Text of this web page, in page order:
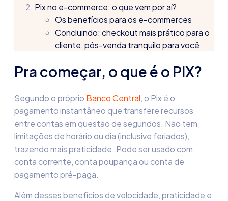
Pix no e-commerce: o que vem por aí?
Os benefícios para os e-commerces
Concluindo: checkout mais prático para o
cliente, pós-venda tranquilo para você
Pra começar, o que é o PIX?
Segundo o próprio Banco Central, o Pix é o
pagamento instantâneo que transfere recursos
entre contas em questão de segundos. Não tem
limitações de horário ou dia (inclusive feriados),
trazendo mais praticidade. Pode ser usado com
conta corrente, conta poupança ou conta de
pagamento pré-paga.
Além desses benefícios de velocidade, praticidade e